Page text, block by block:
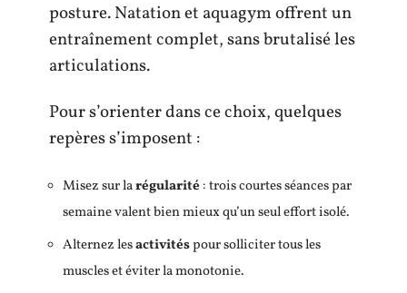
posture. Natation et aquagym offrent un
entraînement complet, sans brutalisé les
articulations.
Pour s’orienter dans ce choix, quelques
repères s’imposent :
Misez sur larégularité : trois courtes séances par
semaine valent bien mieux qu’un seul effort isolé.
Alternez lesactivitéspour solliciter tous les
muscles et éviter la monotonie.